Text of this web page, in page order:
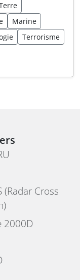
Marine
Terrorisme
(Radar Cross
2000D